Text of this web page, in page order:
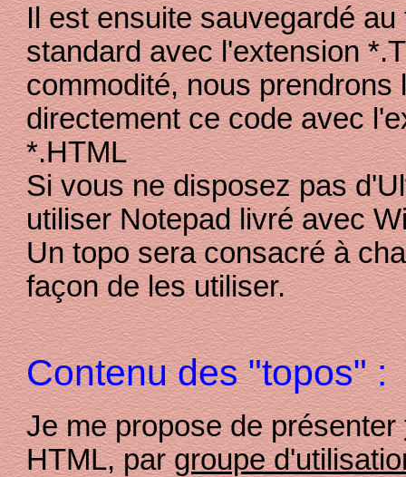
Il est ensuite sauvegardé
standard avec l'extension
commodité, nous prendrons
directement ce code avec
*.HTML
Si vous ne disposez pas
utiliser Notepad livré avec
Un topo sera consacré à
façon de les utiliser.
Contenu des "topos" :
Je me propose de présenter
HTML, pargroupe